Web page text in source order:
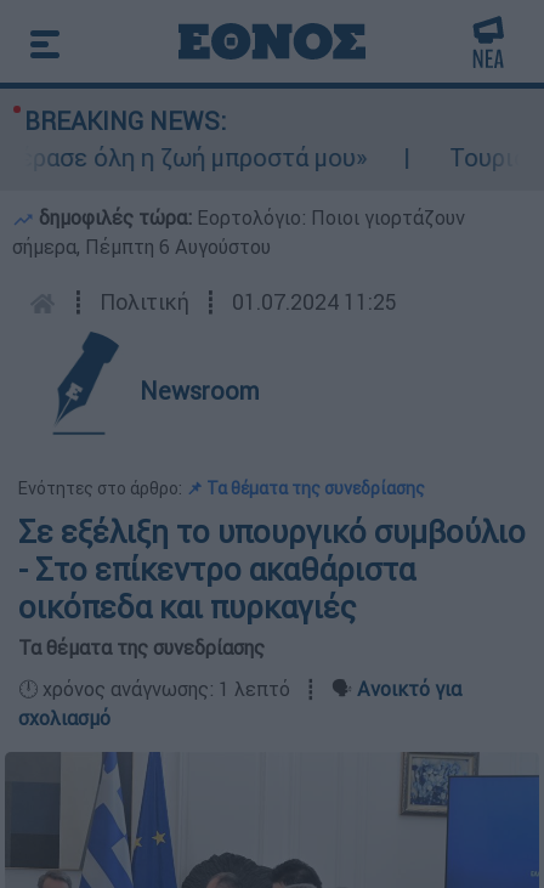
BREAKING NEWS:
όλη η ζωή μπροστά μου»
δημοφιλές τώρα: Εορτολόγιο: Ποιοι γιορτάζουν
σήμερα, Πέμπτη 6 Αυγούστου
┋ Πολιτική ┋ 01.07.2024 11:25
Newsroom
Ενότητες στο άρθρο: 📌 Τα θέματα της συνεδρίασης
Σε εξέλιξη το υπουργικό συμβούλιο
- Στο επίκεντρο ακαθάριστα
οικόπεδα και πυρκαγιές
Τα θέματα της συνεδρίασης
🕛 χρόνος ανάγνωσης: 1 λεπτό ┋ 🗣️ Ανοικτό για
σχολιασμό